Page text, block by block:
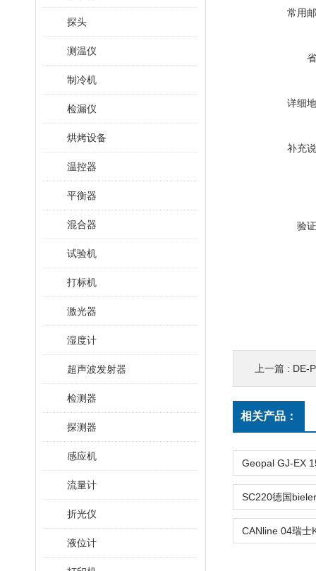
探头
测温仪
制冷机
检漏仪
烘烤设备
温控器
平衡器
混合器
试验机
打标机
激光器
湿度计
超声波发射器
检测器
探测器
感应机
流量计
折光仪
液位计
常用
详细
补充
验
上一篇 : DE-
相关产品：